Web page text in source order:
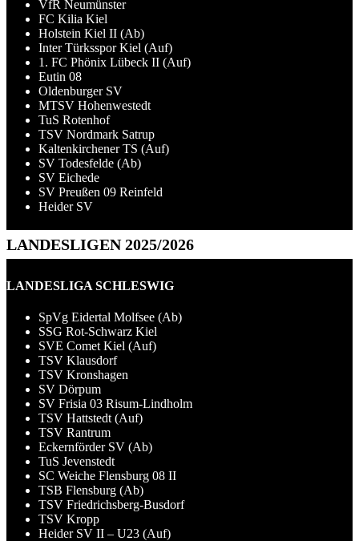
VfR Neumünster
FC Kilia Kiel
Holstein Kiel II (Ab)
Inter Türksspor Kiel (Auf)
1. FC Phönix Lübeck II (Auf)
Eutin 08
Oldenburger SV
MTSV Hohenwestedt
TuS Rotenhof
TSV Nordmark Satrup
Kaltenkirchener TS (Auf)
SV Todesfelde (Ab)
SV Eichede
SV Preußen 09 Reinfeld
Heider SV
LANDESLIGEN 2025/2026
LANDESLIGA SCHLESWIG
SpVg Eidertal Molfsee (Ab)
SSG Rot-Schwarz Kiel
SVE Comet Kiel (Auf)
TSV Klausdorf
TSV Kronshagen
SV Dörpum
SV Frisia 03 Risum-Lindholm
TSV Hattstedt (Auf)
TSV Rantrum
Eckernförder SV (Ab)
TuS Jevenstedt
SC Weiche Flensburg 08 II
TSB Flensburg (Ab)
TSV Friedrichsberg-Busdorf
TSV Kropp
Heider SV II – U23 (Auf)